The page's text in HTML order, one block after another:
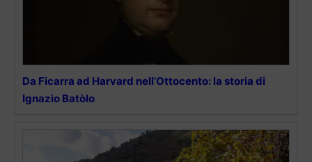
Da Ficarra ad Harvard nell’Ottocento: la storia di
Ignazio Batòlo